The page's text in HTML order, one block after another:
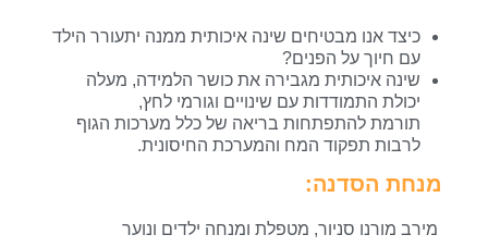
כיצד אנו מבטיחים שינה איכותית ממנה יתעורר הילד
עם חיוך על הפנים?
שינה איכותית מגבירה את כושר הלמידה, מעלה
יכולת התמודדות עם שינויים וגורמי לחץ,
תורמת להתפתחות בריאה של כלל מערכות הגוף
לרבות תפקוד המח והמערכת החיסונית.
מנחת הסדנה:
מירב מורנו סניור, מטפלת ומנחה ילדים ונוער